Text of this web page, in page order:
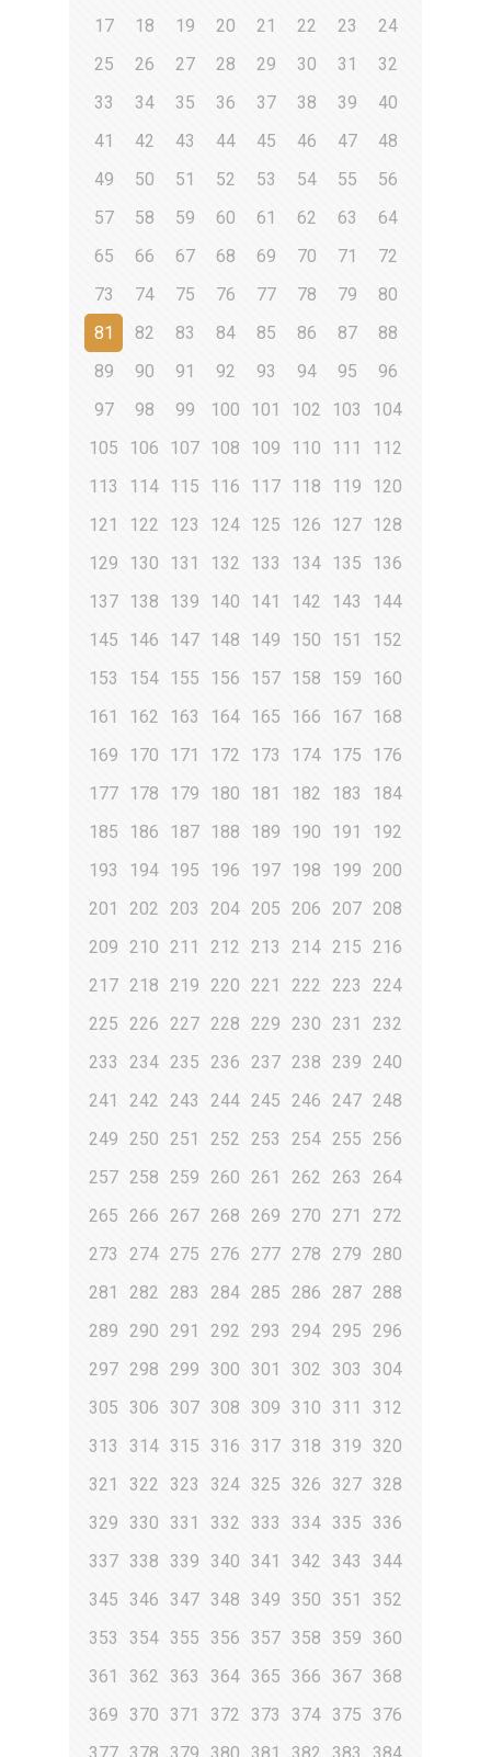
17
18 19 20 21 22 23
24
25
26 27 28 29 30 31
32
33
34 35 36 37 38 39
40
41
42 43 44 45 46 47
48
49
50 51 52 53 54 55
56
57
58 59 60 61 62 63
64
65
66 67 68 69 70 71
72
73
74 75 76 77 78 79
80
81
82 83 84 85 86 87
88
89
90 91 92 93 94 95
96
97
98 99 100 101 102 103
104
105
106 107 108 109 110 111
112
113
114 115 116 117 118 119
120
121
122 123 124 125 126 127 128
129
130 131 132 133 134 135
136
137 138 139 140 141 142 143
144
145
146 147 148 149 150 151
152
153
154 155 156 157 158 159
160
161
162 163 164 165 166 167 168
169
170 171 172 173 174 175
176
177 178 179 180 181 182 183
184
185
186 187 188 189 190 191
192
193
194 195 196 197 198 199 200
201
202 203 204 205 206 207 208
209 210 211 212 213 214 215 216
217 218 219 220 221 222 223
224
225 226 227 228 229 230 231
232
233
234 235 236 237 238 239 240
241
242 243 244 245 246 247 248
249 250 251 252 253 254 255 256
257 258 259 260 261 262 263
264
265 266 267 268 269 270 271
272
273
274 275 276 277 278 279 280
281
282 283 284 285 286 287 288
289 290 291 292 293 294 295 296
297 298 299 300 301 302 303
304
305
306 307 308 309 310 311
312
313
314 315 316 317 318 319
320
321
322 323 324 325 326 327 328
329
330 331 332 333 334 335
336
337 338 339 340 341 342 343
344
345
346 347 348 349 350 351
352
353
354 355 356 357 358 359 360
361
362 363 364 365 366 367 368
369
370 371 372 373 374 375 376